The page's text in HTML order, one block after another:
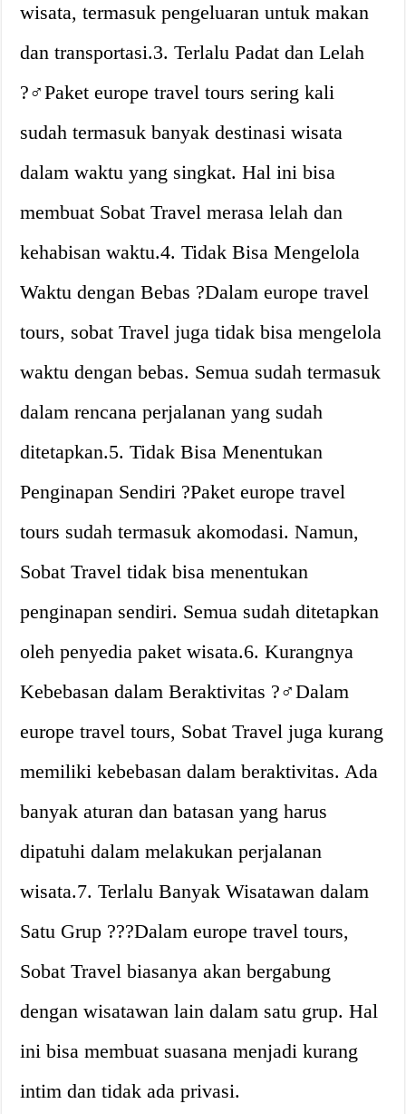
wisata, termasuk pengeluaran untuk makan
dan transportasi.3. Terlalu Padat dan Lelah
?‍♂️Paket europe travel tours sering kali
sudah termasuk banyak destinasi wisata
dalam waktu yang singkat. Hal ini bisa
membuat Sobat Travel merasa lelah dan
kehabisan waktu.4. Tidak Bisa Mengelola
Waktu dengan Bebas ?Dalam europe travel
tours, sobat Travel juga tidak bisa mengelola
waktu dengan bebas. Semua sudah termasuk
dalam rencana perjalanan yang sudah
ditetapkan.5. Tidak Bisa Menentukan
Penginapan Sendiri ?Paket europe travel
tours sudah termasuk akomodasi. Namun,
Sobat Travel tidak bisa menentukan
penginapan sendiri. Semua sudah ditetapkan
oleh penyedia paket wisata.6. Kurangnya
Kebebasan dalam Beraktivitas ?‍♂️Dalam
europe travel tours, Sobat Travel juga kurang
memiliki kebebasan dalam beraktivitas. Ada
banyak aturan dan batasan yang harus
dipatuhi dalam melakukan perjalanan
wisata.7. Terlalu Banyak Wisatawan dalam
Satu Grup ?‍?‍?Dalam europe travel tours,
Sobat Travel biasanya akan bergabung
dengan wisatawan lain dalam satu grup. Hal
ini bisa membuat suasana menjadi kurang
intim dan tidak ada privasi.